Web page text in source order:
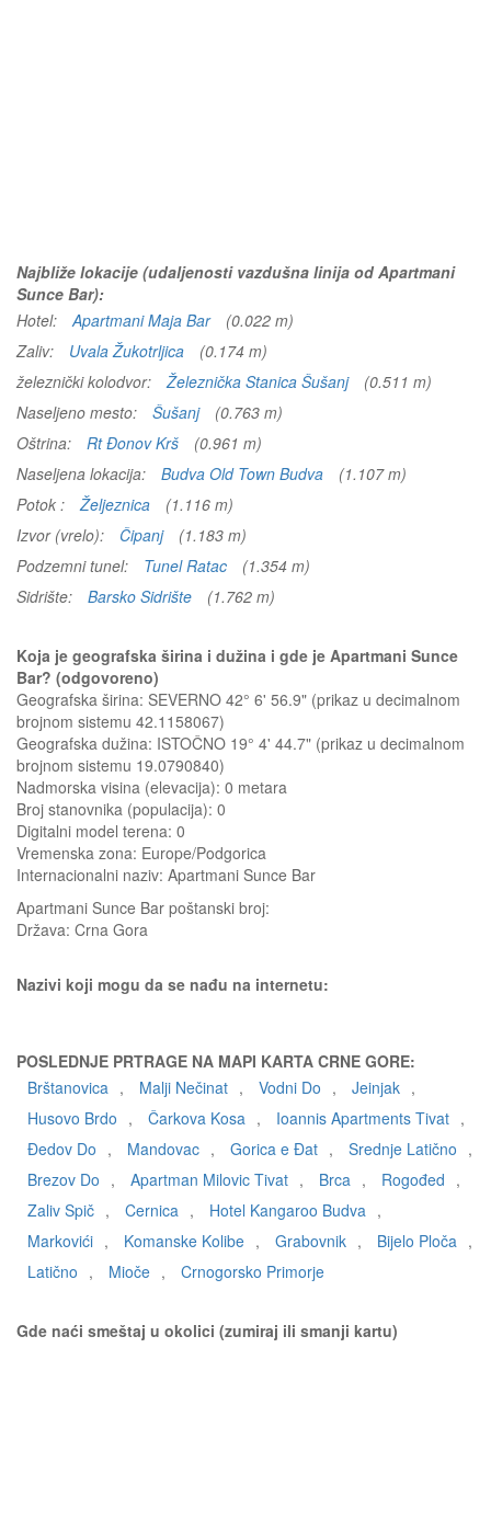
Najbliže lokacije (udaljenosti vazdušna linija od Apartmani
Sunce Bar):
Hotel:
Apartmani Maja Bar
(0.022 m)
Zaliv:
Uvala Žukotrljica
(0.174 m)
železnički kolodvor:
Železnička Stanica Šušanj
(0.511 m)
Naseljeno mesto:
Šušanj
(0.763 m)
Oštrina:
Rt Đonov Krš
(0.961 m)
Naseljena lokacija:
Budva Old Town Budva
(1.107 m)
Potok :
Željeznica
(1.116 m)
Izvor (vrelo):
Čipanj
(1.183 m)
Podzemni tunel:
Tunel Ratac
(1.354 m)
Sidrište:
Barsko Sidrište (1.762 m)
Koja je geografska širina i dužina i gde je Apartmani Sunce
Bar? (odgovoreno)
Geografska širina: SEVERNO 42° 6' 56.9" (prikaz u decimalnom
brojnom sistemu 42.1158067)
Geografska dužina: ISTOČNO 19° 4' 44.7" (prikaz u decimalnom
brojnom sistemu 19.0790840)
Nadmorska visina (elevacija): 0 metara
Broj stanovnika (populacija): 0
Digitalni model terena: 0
Vremenska zona: Europe/Podgorica
Internacionalni naziv: Apartmani Sunce Bar
Apartmani Sunce Bar poštanski broj:
Država: Crna Gora
Nazivi koji mogu da se nađu na internetu:
POSLEDNJE PRTRAGE NA MAPI KARTA CRNE GORE:
Brštanovica , Malji Nečinat , Vodni Do , Jeinjak ,
Husovo Brdo , Čarkova Kosa , Ioannis Apartments Tivat ,
Đedov Do , Mandovac , Gorica e Đat , Srednje Latično ,
Brezov Do , Apartman Milovic Tivat , Brca , Rogođed ,
Zaliv Spič , Cernica , Hotel Kangaroo Budva ,
Markovići , Komanske Kolibe , Grabovnik , Bijelo Ploča ,
Latično , Mioče , Crnogorsko Primorje
Gde naći smeštaj u okolici (zumiraj ili smanji kartu)